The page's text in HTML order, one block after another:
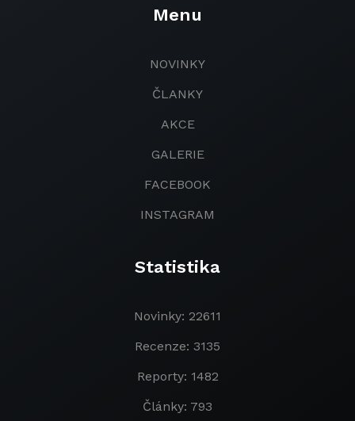
Menu
NOVINKY
ČLANKY
AKCE
GALERIE
FACEBOOK
INSTAGRAM
Statistika
Novinky: 22611
Recenze: 3135
Reporty: 1482
Články: 793